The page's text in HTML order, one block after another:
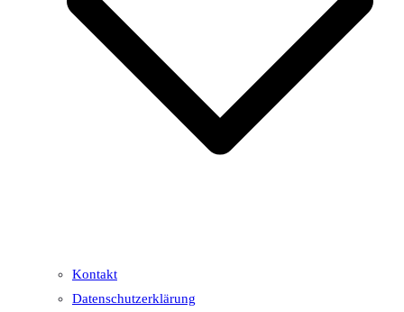
Kontakt
Datenschutzerklärung